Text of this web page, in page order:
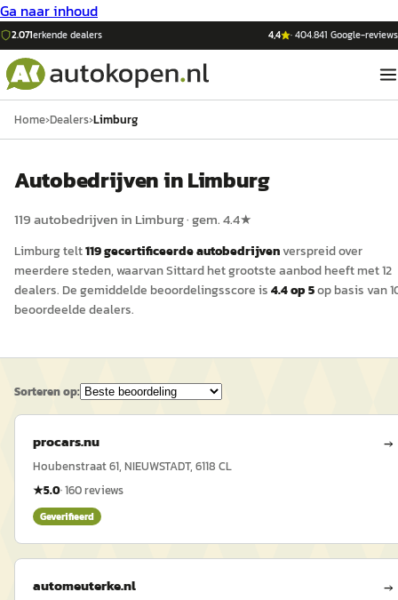
Ga naar inhoud
2.071erkende dealers 4,4 ·404.841 Google-reviews
Home›Dealers›Limburg
Autobedrijven inLimburg
119autobedrijven in Limburg· gem.4.4★
Limburgtelt119gecertificeerdeautobedrijvenverspreid over
meerdere steden, waarvanSittardhet grootste aanbod heeft met12
dealers. De gemiddelde beoordelingsscore is4.4op 5op basis van
beoordeelde dealers.
Sorteren op:
procars.nu →
Houbenstraat 61, NIEUWSTADT, 6118 CL
★5.0·160reviews
Geverifieerd
automeuterke.nl →